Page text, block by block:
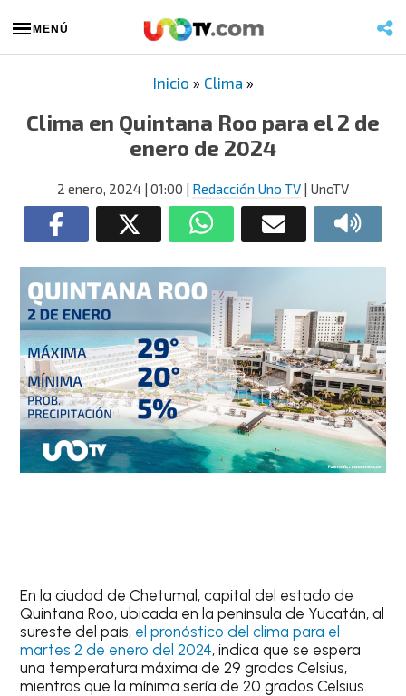
MENÚ
Inicio » Clima »
Clima en Quintana Roo para el 2 de
enero de 2024
2 enero, 2024 | 01:00 | Redacción Uno TV | UnoTV
En la ciudad deChetumal, capital del estado de
Quintana Roo, ubicada en la península de Yucatán, al
sureste del país, el pronóstico del clima para el
martes 2 de enero del 2024, indica que se espera
una temperatura máxima de 29 grados Celsius,
mientras que la mínima sería de 20 grados Celsius.